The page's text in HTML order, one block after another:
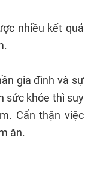
nhiều kết quả
gia đình và sự
sức khỏe thì suy
Cẩn thận việc
ăn.